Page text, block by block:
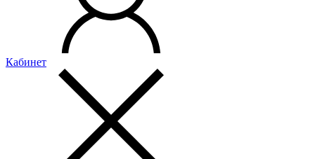
Кабинет